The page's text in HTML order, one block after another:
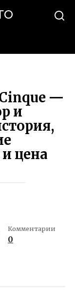
—
и
цена
Комментарии
0